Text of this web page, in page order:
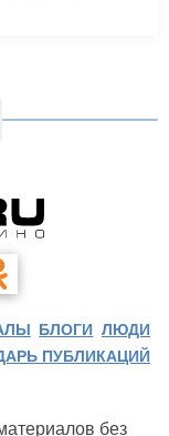
БЛОГИ ЛЮДИ
ПУБЛИКАЦИЙ
без